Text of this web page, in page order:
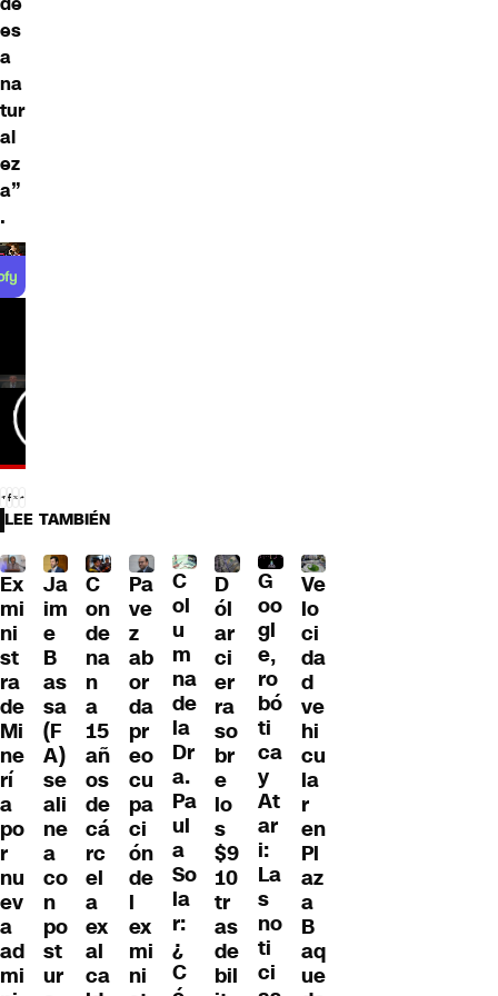
es
a
na
tur
al
ez
a”
.
LEE TAMBIÉN
Ex
mi
ni
st
ra
de
Mi
ne
rí
a
po
r
nu
ev
a
ad
mi
Ja
im
e
B
as
sa
(F
A)
se
ali
ne
a
co
n
po
st
ur
C
on
de
na
n
a
15
añ
os
de
cá
rc
el
a
ex
al
ca
Pa
ve
z
ab
or
da
pr
eo
cu
pa
ci
ón
de
l
ex
mi
ni
C
ol
u
m
na
de
la
Dr
a.
Pa
ul
a
So
la
r:
¿
C
D
ól
ar
ci
er
ra
so
br
e
lo
s
$9
10
tr
as
de
bil
G
oo
gl
e,
ro
bó
ti
ca
y
At
ar
i:
La
s
no
ti
ci
Ve
lo
ci
da
d
ve
hi
cu
la
r
en
Pl
az
a
B
aq
ue